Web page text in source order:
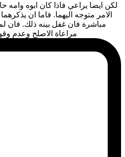
لكن ايضا يراعي فاذا كان ابوه وامه
الامر متوجه اليهما. فاما ان
مباشرة فان غفل بينه ذلك. فان
مراعاة الاصلح وعدم